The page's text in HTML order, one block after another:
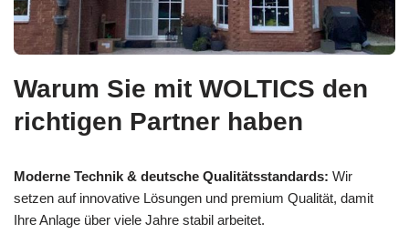
Warum Sie mit WOLTICS den
richtigen Partner haben
Moderne Technik & deutsche Qualitätsstandards: Wir
setzen auf innovative Lösungen und premium Qualität, damit
Ihre Anlage über viele Jahre stabil arbeitet.